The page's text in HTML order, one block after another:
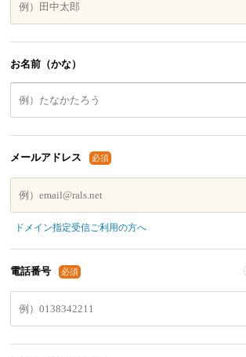
お名前（かな）
メールアドレス 必須
ドメイン指定受信ご利用の方へ
電話番号 必須